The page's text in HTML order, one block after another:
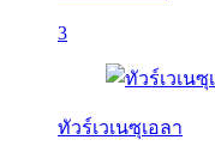
3
ทัวร์เวเนซุเอลา